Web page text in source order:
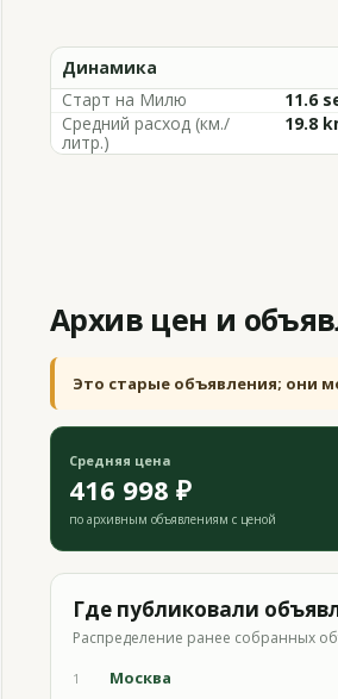
Динамика
Старт на Милю
11.6
Средний расход (км./
литр.)
19.8
Архив цен и
Это старые объявления; они
Средняя цена
416 998 ₽
по архивным объявлениям с ценой
Где публиковали
Распределение ранее собранных
1 Москва